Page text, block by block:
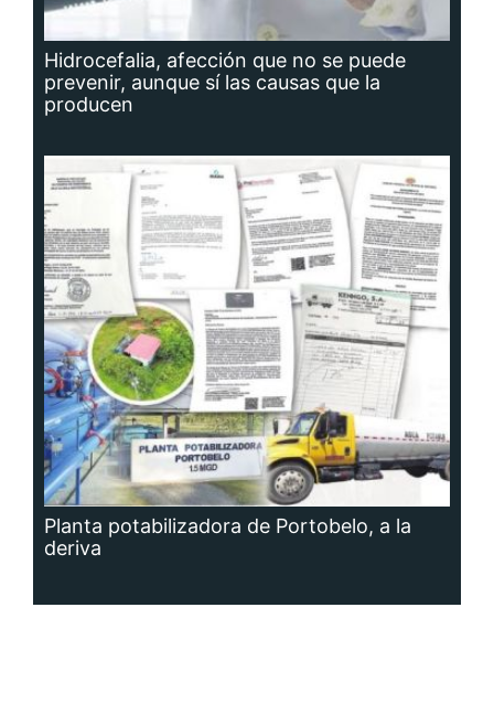
Hidrocefalia, afección que no se puede
prevenir, aunque sí las causas que la
producen
Planta potabilizadora de Portobelo, a la
deriva